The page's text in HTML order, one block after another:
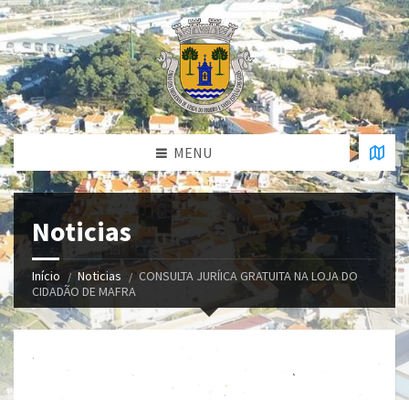
MENU
Noticias
Início Noticias
CONSULTA JURÍICA GRATUITA NA LOJA DO
CIDADÃO DE MAFRA